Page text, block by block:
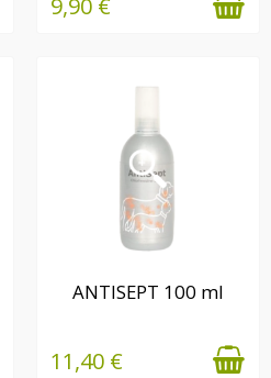
9,90 €
EN STOCK
ANTISEPT 100 ml
11,40 €